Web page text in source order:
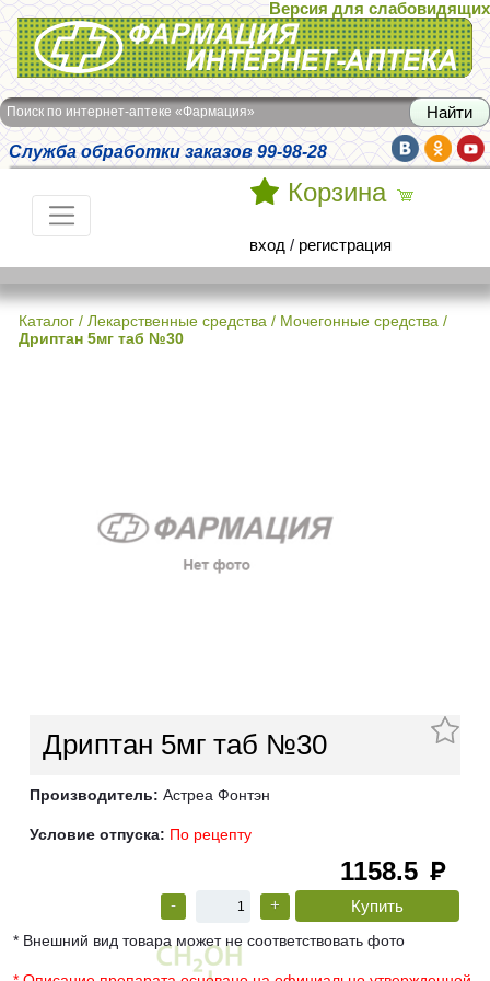
Интернет-аптека Фармация
Версия для слабовидящих
Поиск по интернет-аптеке «Фармация»
Служба обработки заказов 99-98-28
Корзина
вход / регистрация
Каталог / Лекарственные средства / Мочегонные средства /
Дриптан 5мг таб №30
Дриптан 5мг таб №30
Производитель: Астреа Фонтэн
Условие отпуска: По рецепту
1158.5 руб
- +
* Внешний вид товара может не соответствовать фото